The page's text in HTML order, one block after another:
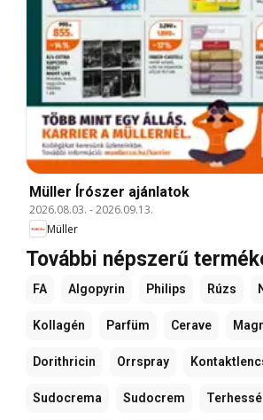
Müller Írószer ajánlatok
2026.08.03. -2026.09.13.
Müller
További népszerű
FA Algopyrin Philips Rúzs
Kollagén Parfüm Cerave
Dorithricin Orrspray
Sudocrema Sudocrem